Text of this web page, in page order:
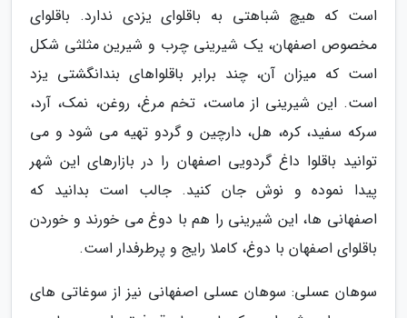
است که هیچ شباهتی به باقلوای یزدی ندارد. باقلوای
مخصوص اصفهان، یک شیرینی چرب و شیرین مثلثی شکل
است که میزان آن، چند برابر باقلواهای بندانگشتی یزد
است. این شیرینی از ماست، تخم مرغ، روغن، نمک، آرد،
سرکه سفید، کره، هل، دارچین و گردو تهیه می شود و می
توانید باقلوا داغ گردویی اصفهان را در بازارهای این شهر
پیدا نموده و نوش جان کنید. جالب است بدانید که
اصفهانی ها، این شیرینی را هم با دوغ می خورند و خوردن
باقلوای اصفهان با دوغ، کاملا رایج و پرطرفدار است.
سوهان عسلی: سوهان عسلی اصفهانی نیز از سوغاتی های